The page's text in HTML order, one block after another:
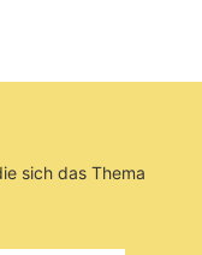
sich das Thema